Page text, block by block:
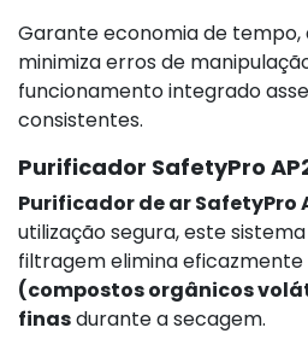
Garante economia de tempo,
minimiza erros de
funcionamento integrado
consistentes.
Purificador SafetyPro
Purificador de ar SafetyPro
utilização segura, este
filtragem elimina eficazmente
(compostos orgânicos
finasdurante a secagem.